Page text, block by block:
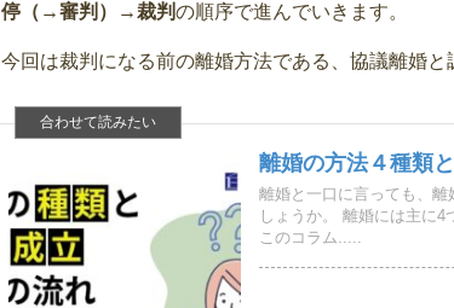
停（→審判）→裁判の順序で進んでいきます。
今回は裁判になる前の離婚方法である、協議離婚と
離婚の方法４種類
離婚と一口に言っても、
しょうか。 離婚には主に4
このコラム.....